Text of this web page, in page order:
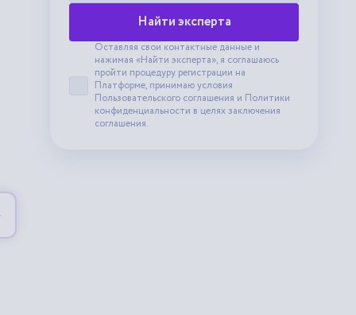
Найти эксперта
Принять пользовательское соглашение
Оставляя свои контактные данные и
нажимая «Найти эксперта», я соглашаюсь
пройти процедуру регистрации на
Платформе, принимаю условия
Пользовательского соглашения и Политики
конфиденциальности в целях заключения
соглашения.